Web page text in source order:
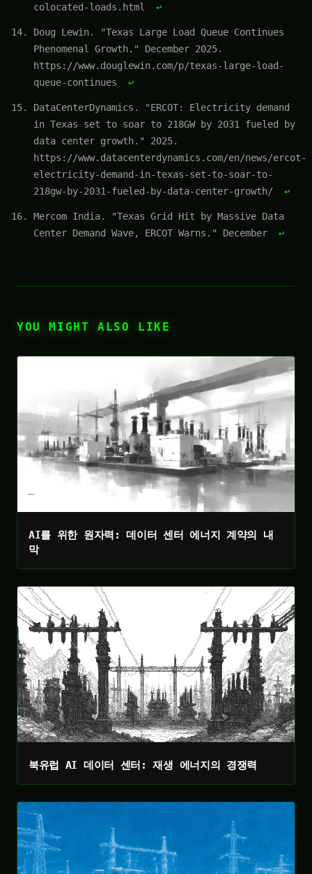
colocated-loads.html
↩
Doug Lewin. "Texas Large Load Queue Continues
Phenomenal Growth." December 2025.
https://www.douglewin.com/p/texas-large-load-
queue-continues
↩
DataCenterDynamics. "ERCOT: Electricity demand
in Texas set to soar to 218GW by 2031 fueled by
data center growth." 2025.
https://www.datacenterdynamics.com/en/news/ercot-
electricity-demand-in-texas-set-to-soar-to-
218gw-by-2031-fueled-by-data-center-growth/
↩
Mercom India. "Texas Grid Hit by Massive Data
Center Demand Wave, ERCOT Warns." December
↩
YOU MIGHT ALSO LIKE
AI를 위한 원자력: 데이터 센터 에너지 계약의 내
막
북유럽 AI 데이터 센터: 재생 에너지의 경쟁력